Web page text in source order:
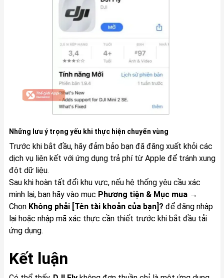
Những lưu ý trọng yếu khi thực hiện chuyển vùng
Trước khi bắt đầu, hãy đảm bảo bạn đã đăng xuất khỏi các
dịch vụ liên kết với ứng dụng trả phí từ Apple để tránh xung
đột dữ liệu.
Sau khi hoàn tất đổi khu vực, nếu hệ thống yêu cầu xác
minh lại, bạn hãy vào mục Phương tiện & Mục mua→
Chọn Không phải [Tên tài khoản của bạn]? để đăng nhập
lại hoặc nhập mã xác thực cần thiết trước khi bắt đầu tải
ứng dụng.
Kết luận